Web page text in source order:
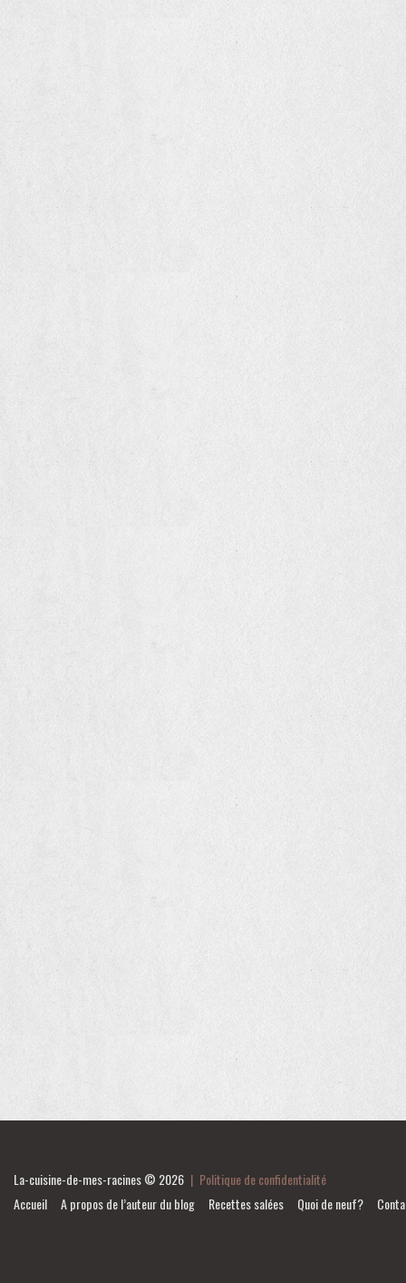
La-cuisine-de-mes-racines© 2026 | Politique de confidentialité
Accueil
A propos de l’auteur du blog Recettes salées Quoi de neuf?